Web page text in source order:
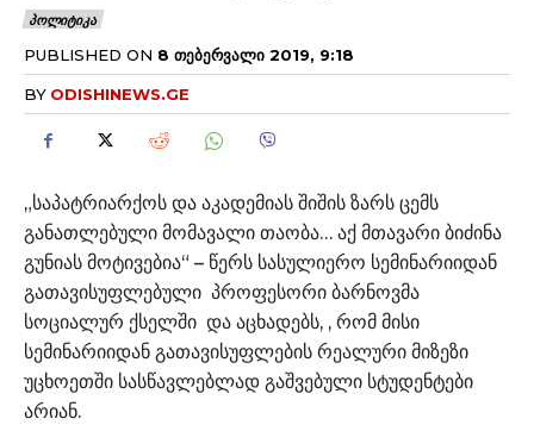
ᲞᲝᲚᲘᲢᲘᲙᲐ
PUBLISHED ON 8 ᲗᲔᲑᲔᲠᲕᲐᲚᲘ 2019, 9:18
BY ODISHINEWS.GE
„საპატრიარქოს და აკადემიას შიშის ზარს ცემს
განათლებული მომავალი თაობა… აქ მთავარი ბიძინა
გუნიას მოტივებია“ – წერს სასულიერო სემინარიიდან
გათავისუფლებული პროფესორი ბარნოვმა
სოციალურ ქსელში და აცხადებს, , რომ მისი
სემინარიიდან გათავისუფლების რეალური მიზეზი
უცხოეთში სასწავლებლად გაშვებული სტუდენტები
არიან.